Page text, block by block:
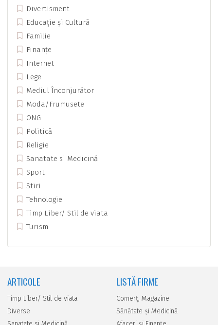
Divertisment
Educație și Cultură
Familie
Finanțe
Internet
Lege
Mediul Înconjurător
Moda/Frumusete
ONG
Politică
Religie
Sanatate si Medicină
Sport
Stiri
Tehnologie
Timp Liber/ Stil de viata
Turism
ARTICOLE
Timp Liber/ Stil de viata
Diverse
LISTĂ FIRME
Comerţ, Magazine
Sănătate şi Medicină